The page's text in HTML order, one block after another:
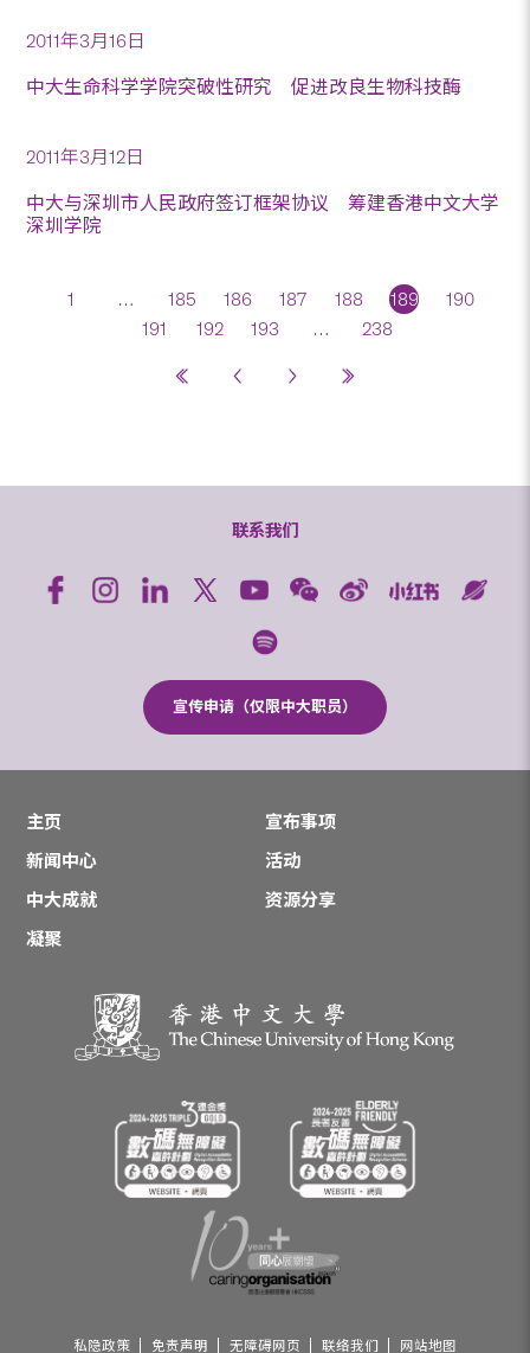
2011年3月16日
中大生命科学学院突破性研究 促进改良生物科技酶
2011年3月12日
中大与深圳市人民政府签订框架协议 筹建香港中文大学
深圳学院
1 … 185 186 187 188 189
190
191
192 193 … 238
联系我们
宣传申请（仅限中大职员）
主页
宣布事项
新闻中心
活动
中大成就
资源分享
凝聚
私隐政策 免责声明 无障碍网页 联络我们 网站地图